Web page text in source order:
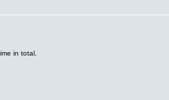
in total.